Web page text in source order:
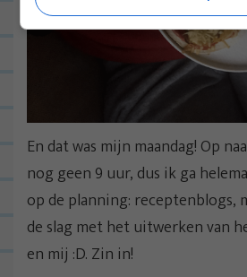
En dat was mijn maandag! Op
nog geen 9 uur, dus ik ga
op de planning: receptenblogs,
de slag met het uitwerken van
en mij :D. Zin in!